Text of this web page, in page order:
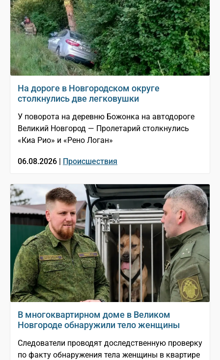
На дороге в Новгородском округе
столкнулись две легковушки
У поворота на деревню Божонка на автодороге
Великий Новгород — Пролетарий столкнулись
«Киа Рио» и «Рено Логан»
06.08.2026 | Происшествия
В многоквартирном доме в Великом
Новгороде обнаружили тело женщины
Следователи проводят доследственную проверку
по факту обнаружения тела женщины в квартире